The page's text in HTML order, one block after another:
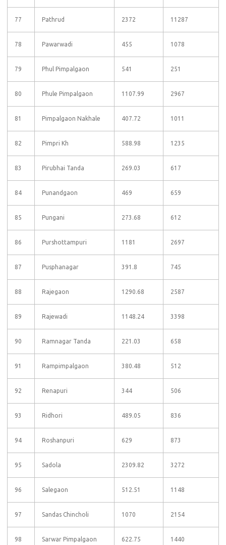
77 Pathrud 2372 11287
78 Pawarwadi 455 1078
79 Phul Pimpalgaon 541 251
80 Phule Pimpalgaon 1107.99 2967
81 Pimpalgaon Nakhale 407.72 1011
82 Pimpri Kh 588.98 1235
83 Pirubhai Tanda 269.03 617
84 Punandgaon 469 659
85 Pungani 273.68 612
86 Purshottampuri 1181 2697
87 Pusphanagar 391.8 745
88 Rajegaon 1290.68 2587
89 Rajewadi 1148.24 3398
90 Ramnagar Tanda 221.03 658
91 Rampimpalgaon 380.48 512
92 Renapuri 344 506
93 Ridhori 489.05 836
94 Roshanpuri 629 873
95 Sadola 2309.82 3272
96 Salegaon 512.51 1148
97 Sandas Chincholi 1070 2154
98 Sarwar Pimpalgaon 622.75 1440